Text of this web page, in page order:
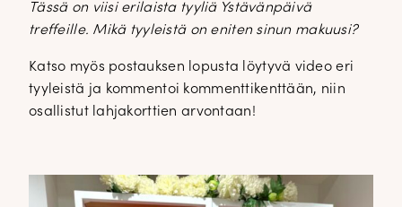
Tässä on viisi erilaista tyyliä Ystävänpäivä
treffeille. Mikä tyyleistä on eniten sinun makuusi?
Katso myös postauksen lopusta löytyvä video eri
tyyleistä ja kommentoi kommenttikenttään, niin
osallistut lahjakorttien arvontaan!